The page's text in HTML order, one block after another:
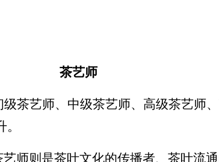
茶艺师
茶艺师、中级茶艺师、高级茶艺师
师则是茶叶文化的传播者、茶叶流